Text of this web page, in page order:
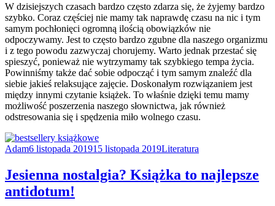
W dzisiejszych czasach bardzo często zdarza się, że żyjemy bardzo
szybko. Coraz częściej nie mamy tak naprawdę czasu na nic i tym
samym pochłonięci ogromną ilością obowiązków nie
odpoczywamy. Jest to często bardzo zgubne dla naszego organizmu
i z tego powodu zazwyczaj chorujemy. Warto jednak przestać się
spieszyć, ponieważ nie wytrzymamy tak szybkiego tempa życia.
Powinniśmy także dać sobie odpocząć i tym samym znaleźć dla
siebie jakieś relaksujące zajęcie. Doskonałym rozwiązaniem jest
między innymi czytanie książek. To właśnie dzięki temu mamy
możliwość poszerzenia naszego słownictwa, jak również
odstresowania się i spędzenia miło wolnego czasu.
Adam6 listopada 201915 listopada 2019Literatura
Jesienna nostalgia? Książka to najlepsze
antidotum!